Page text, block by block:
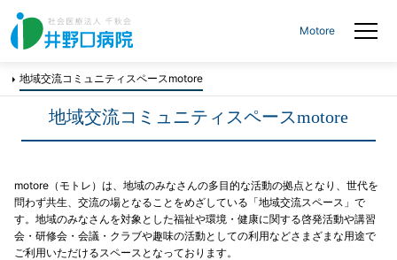
Motore
地域交流コミュニティスペースmotore
地域交流コミュニティスペースmotore
motore（モトレ）は、地域のみなさんの多目的な活動の拠点となり、世代を
問わず共生、交流の場となることをめざしている「地域交流スペース」で
す。地域のみなさんを対象とした福祉や環境・健康に関する啓発活動や講習
会・研修会・会議・クラブや趣味の活動としての利用などさまざまな用途で
ご利用いただけるスペースとなっております。